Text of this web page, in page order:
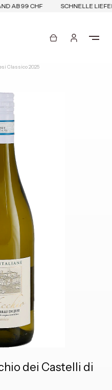
AB 99 CHF SCHNELLE
Classico 2025
dei Castelli di